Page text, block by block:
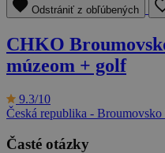
Odstrániť z obľúbených
CHKO
múzeom + golf
9.3/10
Česká republika - Broumovsko
Časté otázky